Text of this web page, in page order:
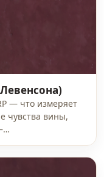
— что измеряет
чувства вины,